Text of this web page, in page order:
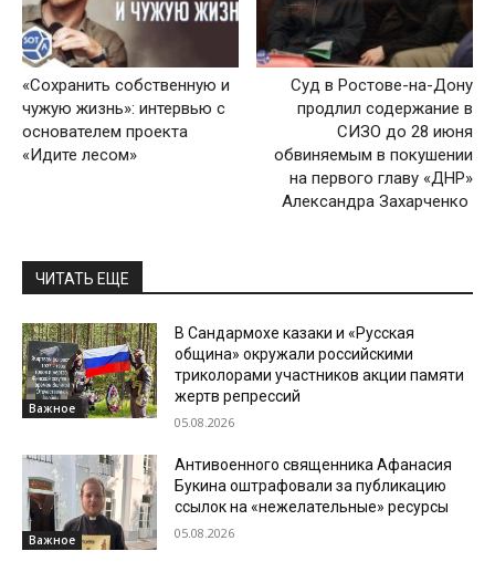
«Сохранить собственную и
чужую жизнь»: интервью с
основателем проекта
«Идите лесом»
Суд в Ростове-на-Дону
продлил содержание в
СИЗО до 28 июня
обвиняемым в покушении
на первого главу «ДНР»
Александра Захарченко
ЧИТАТЬ ЕЩЕ
Важное
В Сандармохе казаки и «Русская
община» окружали российскими
триколорами участников акции памяти
жертв репрессий
05.08.2026
Важное
Антивоенного священника Афанасия
Букина оштрафовали за публикацию
ссылок на «нежелательные» ресурсы
05.08.2026